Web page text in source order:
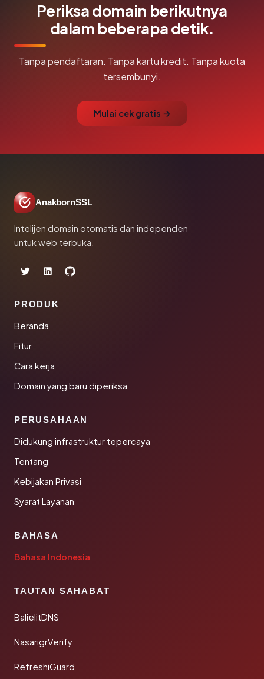
Periksa domain berikutnya
dalam beberapa detik.
Tanpa pendaftaran. Tanpa kartu kredit. Tanpa kuota
tersembunyi.
Mulai cek gratis →
AnakbornSSL
Intelijen domain otomatis dan independen
untuk web terbuka.
PRODUK
Beranda
Fitur
Cara kerja
Domain yang baru diperiksa
PERUSAHAAN
Didukung infrastruktur tepercaya
Tentang
Kebijakan Privasi
Syarat Layanan
BAHASA
Bahasa Indonesia
TAUTAN SAHABAT
BalielitDNS
NasarigrVerify
RefreshiGuard